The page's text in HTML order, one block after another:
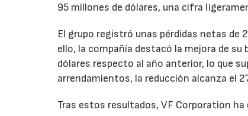
95 millones de dólares, una cifra
El grupo registró unas pérdidas netas de
ello, la compañía destacó la mejora de su
dólares respecto al año anterior, lo que
arrendamientos, la reducción alcanza el
Tras estos resultados, VF Corporation